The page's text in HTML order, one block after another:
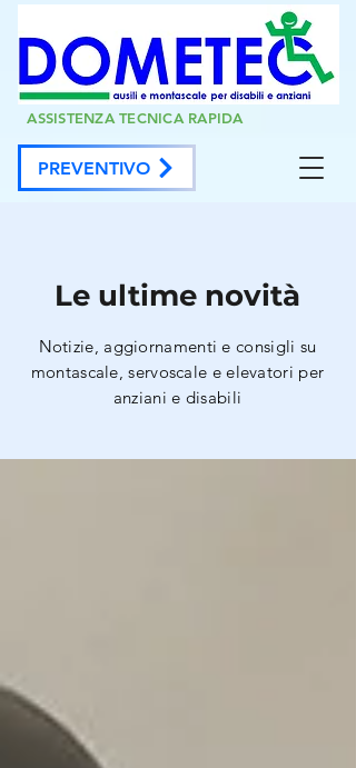
PREVENTIVO
ASSISTENZA TECNICA RAPIDA
Le ultime novità
Notizie, aggiornamenti e consigli su
montascale, servoscale e elevatori per
anziani e disabili